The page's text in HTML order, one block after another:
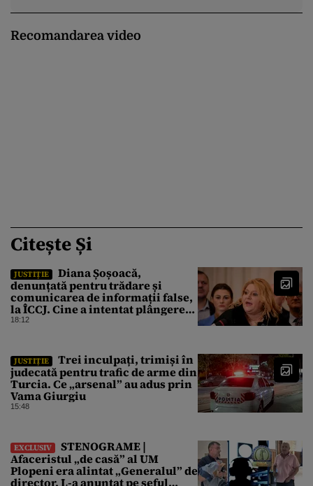
Recomandarea video
Citește Și
JUSTIȚIE
Diana Șoșoacă,
denunțată pentru trădare și
comunicarea de informații false,
la ÎCCJ. Cine a intentat plângerea
penală
18:12
JUSTIȚIE
Trei inculpați, trimiși în
judecată pentru trafic de arme din
Turcia. Ce „arsenal” au adus prin
Vama Giurgiu
15:48
EXCLUSIV
STENOGRAME |
Afaceristul „de casă” al UM
Plopeni era alintat „Generalul” de
director. L-a anunțat pe șeful